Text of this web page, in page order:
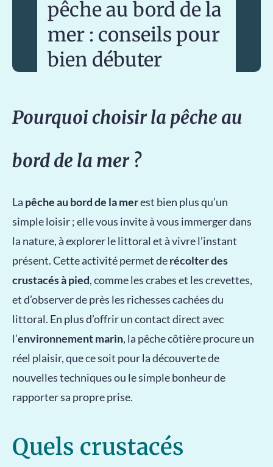
pêche au bord de la
mer : conseils pour
bien débuter
Pourquoi choisir la pêche au
bord de la mer ?
La pêche au bord de la merest bien plus qu’un
simple loisir ; elle vous invite à vous immerger dans
la nature, à explorer le littoral et à vivre l’instant
présent. Cette activité permet derécolter des
crustacés à pied, comme les crabes et les crevettes,
et d’observer de près les richesses cachées du
littoral. En plus d’offrir un contact direct avec
l’environnement marin, la pêche côtière procure un
réel plaisir, que ce soit pour la découverte de
nouvelles techniques ou le simple bonheur de
rapporter sa propre prise.
Quels crustacés